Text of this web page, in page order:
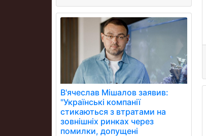
В'ячеслав Мішалов заявив:
"Українські компанії
стикаються з втратами на
зовнішніх ринках через
помилки, допущені